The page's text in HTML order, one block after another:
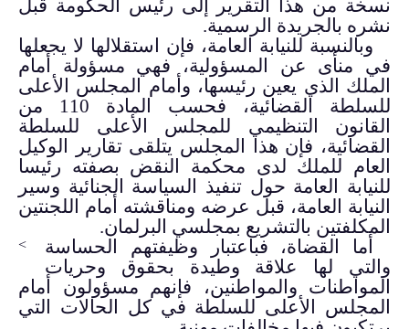
نسخة من هذا التقرير إلى رئيس الحكومة قبل
نشره بالجريدة الرسمية.
وبالنسبة للنيابة العامة، فإن استقلالها لا يجعلها
في منأى عن المسؤولية، فهي مسؤولة أمام
الملك الذي يعين رئيسها، وأمام المجلس الأعلى
للسلطة القضائية، فحسب المادة 110 من
القانون التنظيمي للمجلس الأعلى للسلطة
القضائية، فإن هذا المجلس يتلقى تقارير الوكيل
العام للملك لدى محكمة النقض بصفته رئيسا
للنيابة العامة حول تنفيذ السياسة الجنائية وسير
النيابة العامة، قبل عرضه ومناقشته أمام اللجنتين
المكلفتين بالتشريع بمجلسي البرلمان.
>
أما القضاة، فباعتبار وظيفتهم الحساسة
والتي لها علاقة وطيدة بحقوق وحريات
المواطنات والمواطنين، فإنهم مسؤولون أمام
المجلس الأعلى للسلطة في كل الحالات التي